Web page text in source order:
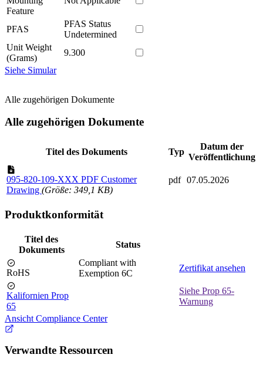
Feature
PFAS
PFAS Status
Undetermined
Unit Weight
(Grams)
9.300
Siehe Simular
Alle zugehörigen Dokumente
Alle zugehörigen Dokumente
Titel des Dokuments Typ
Datum der
Veröffentlichung
095-820-109-XXX PDF Customer
Drawing (Größe: 349,1 KB)
pdf 07.05.2026
Produktkonformität
Titel des
Dokuments
Status
RoHS
Compliant with
Exemption 6C
Zertifikat ansehen
Kalifornien Prop
65
Siehe Prop 65-
Warnung
Ansicht Compliance Center
Verwandte Ressourcen